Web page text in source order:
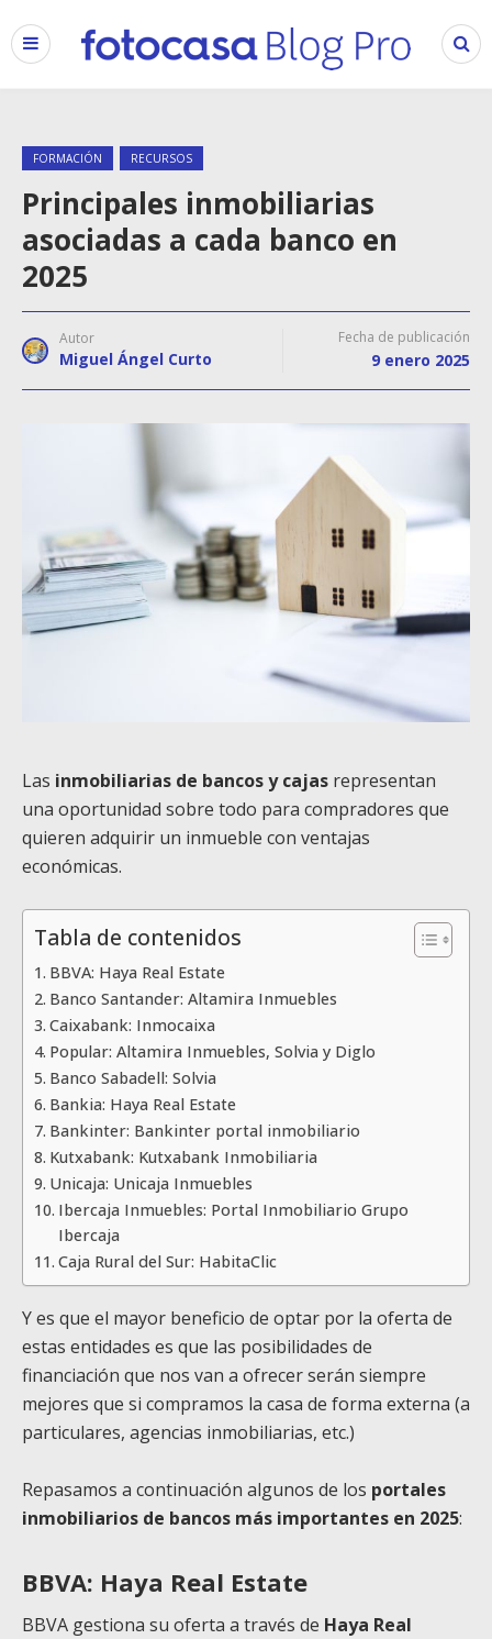
FORMACIÓN RECURSOS
Principales inmobiliarias
asociadas a cada banco en
2025
Autor
Miguel Ángel Curto
Fecha de publicación
9 enero 2025
Las inmobiliarias de bancos y cajas representan
una oportunidad sobre todo para compradores que
quieren adquirir un inmueble con ventajas
económicas.
Tabla de contenidos
BBVA: Haya Real Estate
Banco Santander: Altamira Inmuebles
Caixabank: Inmocaixa
Popular: Altamira Inmuebles, Solvia y Diglo
Banco Sabadell: Solvia
Bankia: Haya Real Estate
Bankinter: Bankinter portal inmobiliario
Kutxabank: Kutxabank Inmobiliaria
Unicaja: Unicaja Inmuebles
Ibercaja Inmuebles: Portal Inmobiliario Grupo
Ibercaja
Caja Rural del Sur: HabitaClic
Y es que el mayor beneficio de optar por la oferta de
estas entidades es que las posibilidades de
financiación que nos van a ofrecer serán siempre
mejores que si compramos la casa de forma externa (a
particulares, agencias inmobiliarias, etc.)
Repasamos a continuación algunos de los portales
inmobiliarios de bancos más importantes en 2025:
BBVA: Haya Real Estate
BBVA gestiona su oferta a través de Haya Real